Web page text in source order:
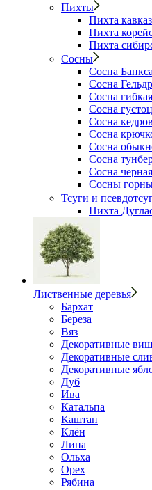
Пихты
Пихта
Пихта
Пихта
Сосны
Сосна Банкса
Сосна
Сосна гибкая
Сосна
Сосна
Сосна
Сосна
Сосна
Сосна черная
Сосны
Тсуги и
Пихта
Лиственные деревья
Бархат
Береза
Вяз
Декоративные
Декоративные
Декоративные
Дуб
Ива
Катальпа
Каштан
Клён
Липа
Ольха
Орех
Рябина